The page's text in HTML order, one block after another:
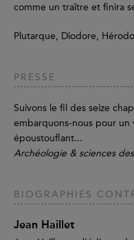
comme un traître et finira
Plutarque, Diodore,
PRESSE
Suivons le fil des seize
embarquons-nous pour
époustouflant...
Archéologie & sciences
BIOGRAPHIES
Jean Haillet